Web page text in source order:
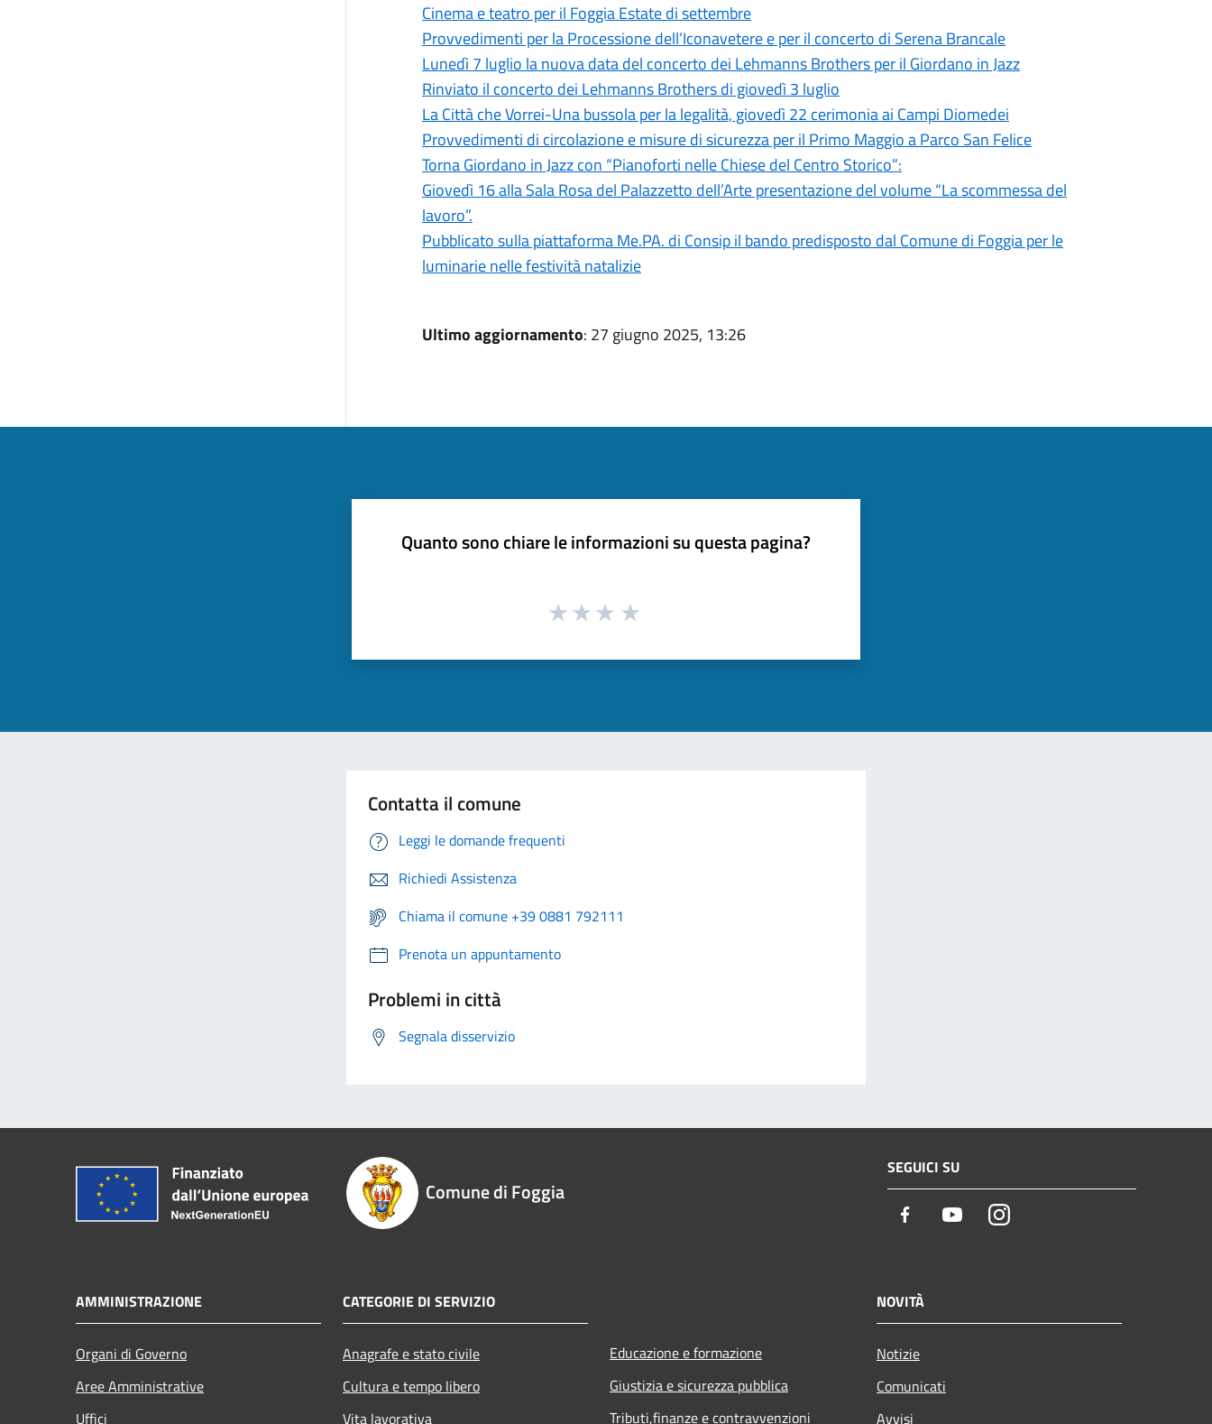
Cinema e teatro per il Foggia Estate di settembre
Provvedimenti per la Processione dell’Iconavetere e per il concerto di Serena Brancale
Lunedì 7 luglio la nuova data del concerto dei Lehmanns Brothers per il Giordano in Jazz
Rinviato il concerto dei Lehmanns Brothers di giovedì 3 luglio
La Città che Vorrei-Una bussola per la legalità, giovedì 22 cerimonia ai Campi Diomedei
Provvedimenti di circolazione e misure di sicurezza per il Primo Maggio a Parco San Felice
Torna Giordano in Jazz con “Pianoforti nelle Chiese del Centro Storico”:
Giovedì 16 alla Sala Rosa del Palazzetto dell’Arte presentazione del volume “La scommessa del
lavoro”.
Pubblicato sulla piattaforma Me.PA. di Consip il bando predisposto dal Comune di Foggia per le
luminarie nelle festività natalizie
Ultimo aggiornamento: 27 giugno 2025, 13:26
Quanto sono chiare le informazioni su questa pagina?
Contatta il comune
Leggi le domande frequenti
Richiedi Assistenza
Chiama il comune +39 0881 792111
Prenota un appuntamento
Problemi in città
Segnala disservizio
Comune di Foggia
SEGUICI SU
Facebook YoutubeInstagram
AMMINISTRAZIONE
Organi di Governo
Aree Amministrative
Uffici
CATEGORIE DI SERVIZIO
Anagrafe e stato civile
Cultura e tempo libero
Vita lavorativa
Educazione e formazione
Giustizia e sicurezza pubblica
Tributi,finanze e contravvenzioni
NOVITÀ
Notizie
Comunicati
Avvisi